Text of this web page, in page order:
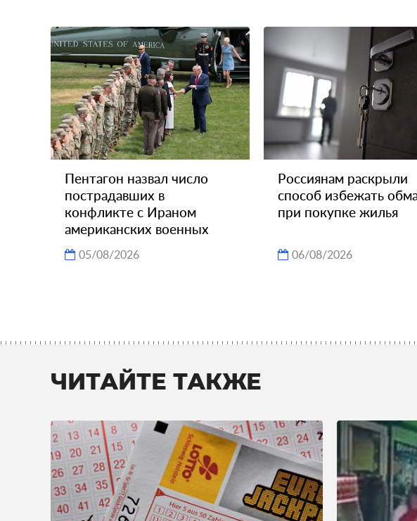
Пентагон назвал число
пострадавших в
конфликте с Ираном
американских военных
05/08/2026
Россиянам раскрыли
способ избежать
при покупке жилья
06/08/2026
ЧИТАЙТЕ ТАКЖЕ